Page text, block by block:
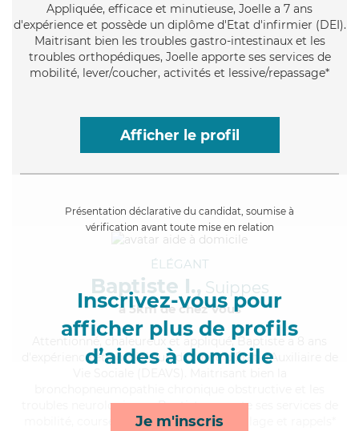
Appliquée, efficace et minutieuse, Joelle a 7 ans
d'expérience et possède un diplôme d'Etat d'infirmier (DEI).
Maitrisant bien les troubles gastro-intestinaux et les
troubles orthopédiques, Joelle apporte ses services de
mobilité, lever/coucher, activités et lessive/repassage*
Afficher le profil
Présentation déclarative du candidat, soumise à
vérification avant toute mise en relation
Inscrivez-vous pour
afficher plus de profils
d’aides à domicile
Je m'inscris
ÉLÉGANT
Baptiste I., Suippes
à 5km de chez Vous
, chaleureux et appliqué, Baptiste a 8 ans
d'expérience et possède un diplôme d'État d'Auxiliaire de
troubles neurologiques, Baptiste apporte ses services de
mobilité, courses/livraison, toilette/habillage et rappels*